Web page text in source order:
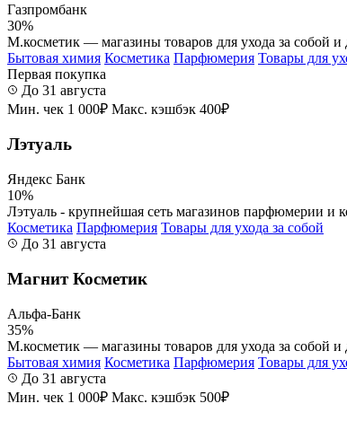
Газпромбанк
30%
М.косметик — магазины товаров для ухода за собой
Бытовая химия Косметика Парфюмерия Товары для
Первая покупка
До 31 августа
Мин. чек 1 000₽ Макс. кэшбэк 400₽
Лэтуаль
Яндекс Банк
10%
Лэтуаль - крупнейшая сеть магазинов парфюмерии и
Косметика Парфюмерия Товары для ухода за собой
До 31 августа
Магнит Косметик
Альфа-Банк
35%
М.косметик — магазины товаров для ухода за собой
Бытовая химия Косметика Парфюмерия Товары для
До 31 августа
Мин. чек 1 000₽ Макс. кэшбэк 500₽